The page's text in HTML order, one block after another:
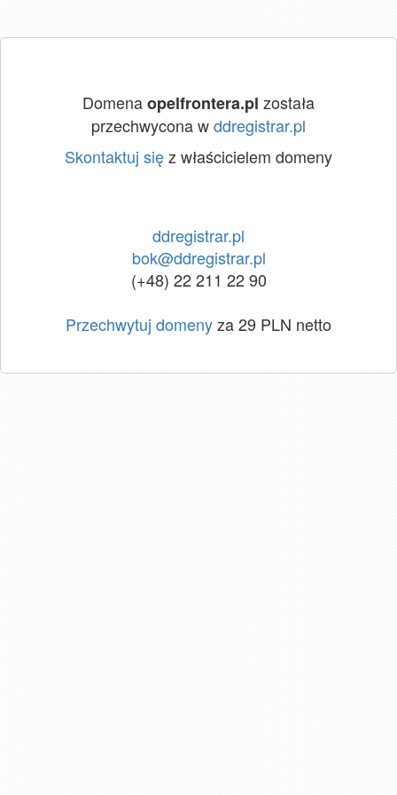
Domenaopelfrontera.pl została
przechwycona wddregistrar.pl
Skontaktuj sięz właścicielem domeny
ddregistrar.pl
bok@ddregistrar.pl
(+48) 22 211 22 90
Przechwytuj domenyza 29 PLN netto